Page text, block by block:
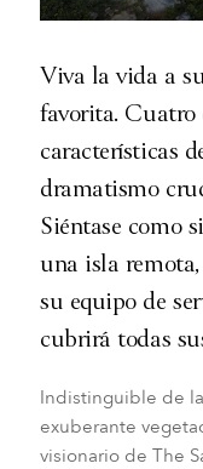
Viva la vida a
favorita. Cuatro
características
dramatismo
Siéntase como
una isla
su equipo de
cubrirá todas
Indistinguible de
exuberante
visionario de The